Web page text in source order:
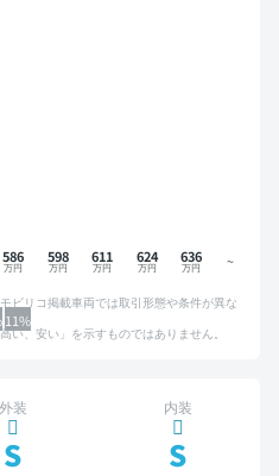
11%
586 598 611 624 636
ビリコ掲載車両では取引形態や条件が異な
い、安い」を示すものではありません。
外装
S
内装
S